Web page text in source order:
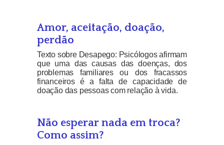
Amor, aceitação, doação,
perdão
Texto sobre Desapego: Psicólogos afirmam
que uma das causas das doenças, dos
problemas familiares ou dos fracassos
financeiros é a falta de capacidade de
doação das pessoas com relação à vida.
Não esperar nada em troca?
Como assim?